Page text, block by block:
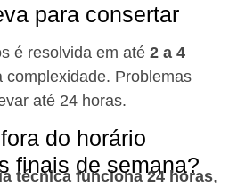
para consertar
é resolvida em até 2 a 4
complexidade. Problemas
até 24 horas.
do horário
finais de semana?
técnica funciona 24 horas,